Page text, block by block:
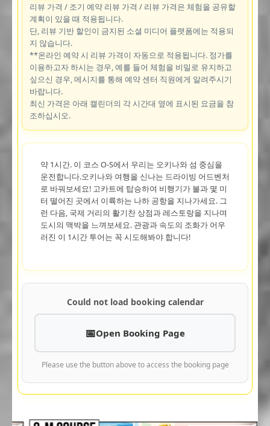
리뷰 가격 / 조기 예약 리뷰 가격 / 리뷰 가격은 체험을 공유할
계획이 있을 때 적용됩니다.
단, 리뷰 기반 할인이 금지된 소셜 미디어 플랫폼에는 적용되
지 않습니다.
**온라인 예약 시 리뷰 가격이 자동으로 적용됩니다. 정가를
이용하고자 하시는 경우, 예를 들어 체험을 비밀로 유지하고
싶으신 경우, 메시지를 통해 예약 센터 직원에게 알려주시기
바랍니다.
최신 가격은 아래 캘린더의 각 시간대 옆에 표시된 요금을 참
조하십시오.
약 1시간. 이 코스 O-S에서 우리는 오키나와 섬 중심을
운전합니다.오키나와 여행을 신나는 드라이빙 어드벤처
로 바꿔보세요! 고카트에 탑승하여 비행기가 불과 몇 미
터 떨어진 곳에서 이륙하는 나하 공항을 지나가세요. 그
런 다음, 국제 거리의 활기찬 상점과 레스토랑을 지나며
도시의 맥박을 느껴보세요. 관광과 속도의 조화가 어우
러진 이 1시간 투어는 꼭 시도해봐야 합니다!
Could not load booking calendar
Open Booking Page
Please use the button above to access the booking page